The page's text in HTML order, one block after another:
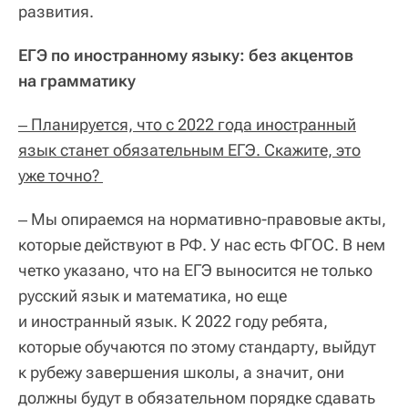
развития.
ЕГЭ по иностранному языку: без акцентов
на грамматику
‒ Планируется, что с 2022 года иностранный
язык станет обязательным ЕГЭ. Скажите, это
уже точно?
‒ Мы опираемся на нормативно-правовые акты,
которые действуют в РФ. У нас есть ФГОС. В нем
четко указано, что на ЕГЭ выносится не только
русский язык и математика, но еще
и иностранный язык. К 2022 году ребята,
которые обучаются по этому стандарту, выйдут
к рубежу завершения школы, а значит, они
должны будут в обязательном порядке сдавать